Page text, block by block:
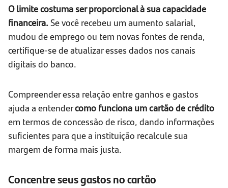
O limite costuma ser proporcional à sua capacidade
financeira. Se você recebeu um aumento salarial,
mudou de emprego ou tem novas fontes de renda,
certifique-se de atualizar esses dados nos canais
digitais do banco.
Compreender essa relação entre ganhos e gastos
ajuda a entendercomo funciona um cartão de crédito
em termos de concessão de risco, dando informações
suficientes para que a instituição recalcule sua
margem de forma mais justa.
Concentre seus gastos no cartão